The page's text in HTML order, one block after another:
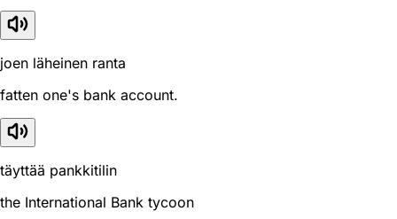
joen läheinen ranta
fatten one's bank account.
täyttää pankkitilin
the International Bank tycoon